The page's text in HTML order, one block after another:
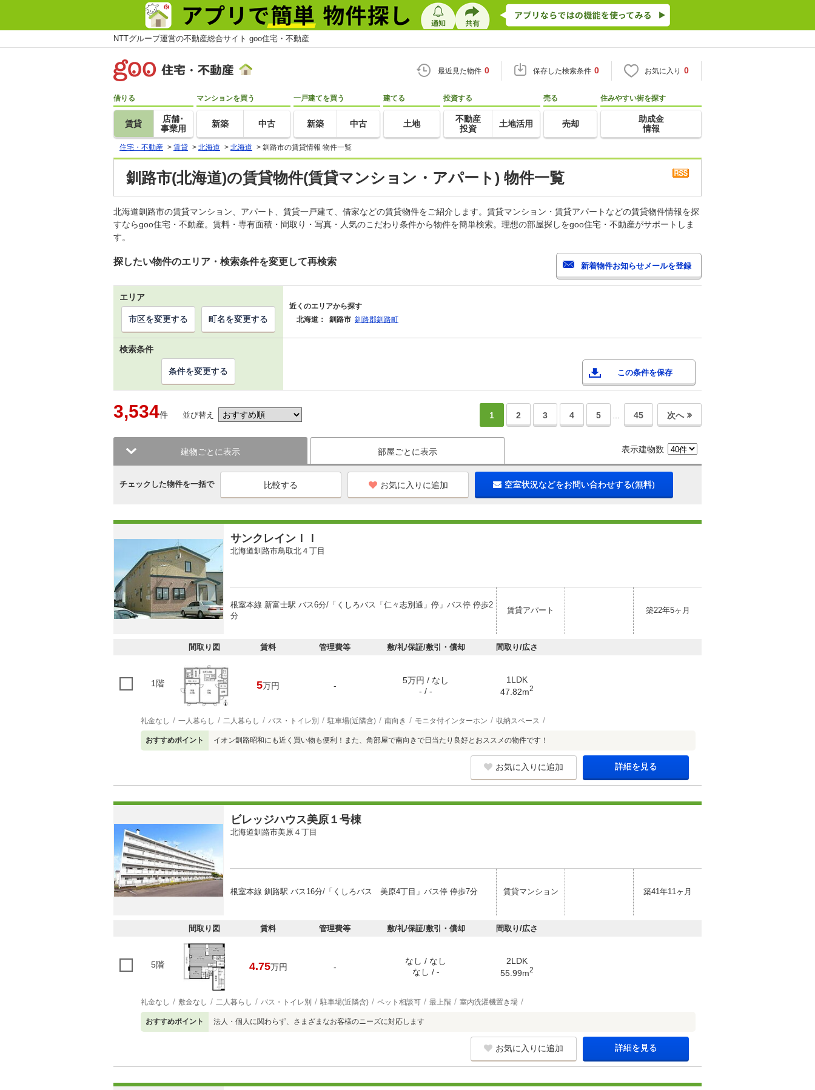
NTTグループ運営の不動産総合サイト goo住宅・不動産
最近見た物件 0 保存した検索条件 0 お気に入り 0
借りる
賃貸
店舗･
事業用
マンションを買う
新築 中古
一戸建てを買う
新築 中古
建てる
土地
投資する
不動産
投資
土地活用
売る
売却
住みやすい街を探す
助成金
情報
住宅・不動産 > 賃貸 > 北海道 > 北海道 > 釧路市の賃貸情報 物件一覧
釧路市(北海道)の賃貸物件(賃貸マンション・アパート) 物件一覧
北海道釧路市の賃貸マンション、アパート、賃貸一戸建て、借家などの賃貸物件をご紹介します。賃貸マンション・賃貸アパートなどの賃貸物件情報を探
すならgoo住宅・不動産。賃料・専有面積・間取り・写真・人気のこだわり条件から物件を簡単検索。理想の部屋探しをgoo住宅・不動産がサポートしま
す。
探したい物件のエリア・検索条件を変更して再検索
エリア
近くのエリアから探す
北海道：
釧路市 釧路郡釧路町
市区を変更する 町名を変更する
検索条件
この条件を保存
条件を変更する
3,534件 並び替え 1 2 3 4 5 … 45 次へ
建物ごとに表示 部屋ごとに表示 表示建物数
チェックした物件を一括で お気に入りに追加 空室状況などをお問い合わせする(無料)
サンクレインＩＩ
北海道釧路市鳥取北４丁目
根室本線 新富士駅 バス6分/「くしろバス「仁々志別通」停」バス停 停歩2
分
賃貸アパート 築22年5ヶ月
間取り図 賃料 管理費等 敷/礼/保証/敷引・償却 間取り/広さ
1階 5万円 -
5万円 / なし
- / -
1LDK
47.82m2
礼金なし 一人暮らし 二人暮らし バス・トイレ別 駐車場(近隣含) 南向き モニタ付インターホン 収納スペース
おすすめポイント イオン釧路昭和にも近く買い物も便利！また、角部屋で南向きで日当たり良好とおススメの物件です！
お気に入りに追加 詳細を見る
ビレッジハウス美原１号棟
北海道釧路市美原４丁目
根室本線 釧路駅 バス16分/「くしろバス 美原4丁目」バス停 停歩7分 賃貸マンション 築41年11ヶ月
間取り図 賃料 管理費等 敷/礼/保証/敷引・償却 間取り/広さ
5階 4.75万円 -
なし / なし
なし / -
2LDK
55.99m2
礼金なし 敷金なし 二人暮らし バス・トイレ別 駐車場(近隣含) ペット相談可 最上階 室内洗濯機置き場
おすすめポイント 法人・個人に関わらず、さまざまなお客様のニーズに対応します
お気に入りに追加 詳細を見る